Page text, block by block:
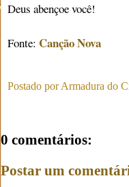
Deus abençoe você!
Fonte: Canção Nova
Postado porArmadura do
0 comentários:
Postar um